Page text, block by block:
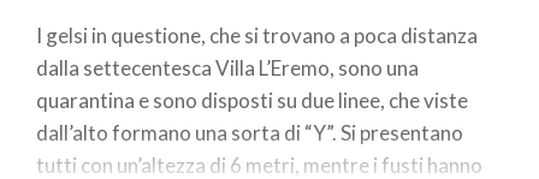
I gelsi in questione, che si trovano a poca distanza
dalla settecentesca Villa L’Eremo, sono una
quarantina e sono disposti su due linee, che viste
dall’alto formano una sorta di “Y”. Si presentano
tutti con un’altezza di 6 metri, mentre i fusti hanno